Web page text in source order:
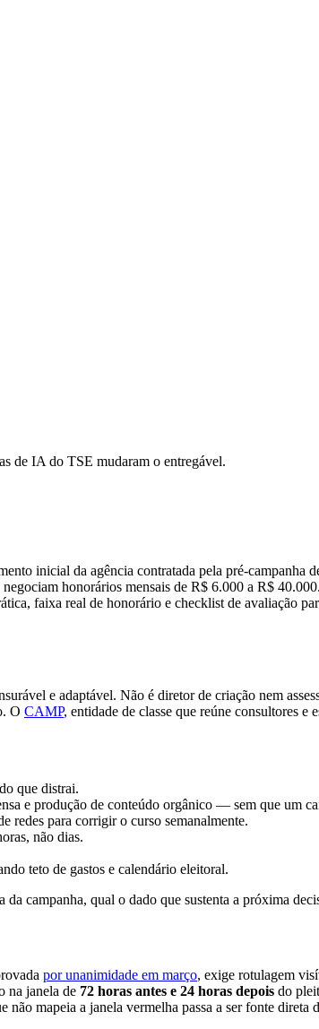
de IA do TSE mudaram o entregável.
inicial da agência contratada pela pré-campanha
honorários mensais de R$ 6.000 a R$
faixa real de honorário e checklist de avaliação
e adaptável. Não é diretor de criação nem
O CAMP, entidade de classe que reúne consultores e
que distrai.
e produção de conteúdo orgânico — sem que um
redes para corrigir o curso semanalmente.
não dias.
teto de gastos e calendário eleitoral.
campanha, qual o dado que sustenta a próxima
por unanimidade em março, exige rotulagem
na janela de 72 horas antes e 24 horas depois do
mapeia a janela vermelha passa a ser fonte direta